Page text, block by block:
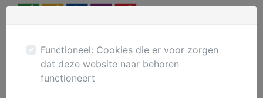
Plaats gratis advertentie